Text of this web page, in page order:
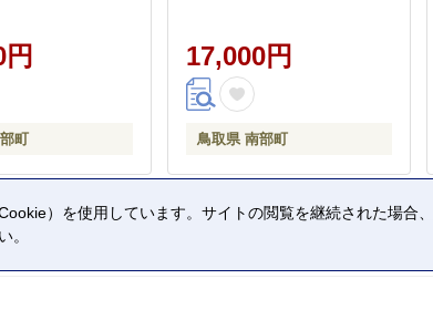
町
17,000円
鳥取県 南部町
）を使用しています。サイトの閲覧を継続された場合
。